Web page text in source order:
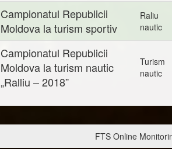
Campionatul Republicii
Moldova la turism sportiv
Raliu
nautic
Campionatul Republicii
Moldova la turism nautic
„Ralliu – 2018”
Turism
nautic
FTS Online